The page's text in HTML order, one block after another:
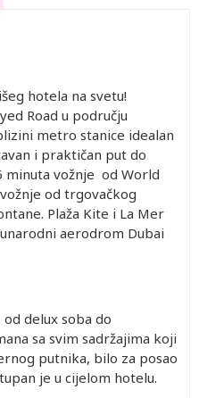
hotela na svetu!
Road u području
metro stanice idealan
i praktičan put do
minuta vožnje od World
od trgovačkog
Plaža Kite i La Mer
aerodrom Dubai
delux soba do
sa svim sadržajima koji
putnika, bilo za posao
je u cijelom hotelu.